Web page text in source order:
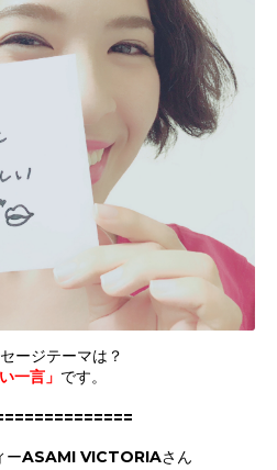
ージテーマは？
一言 」 です。
ーASAMI VICTORIAさん